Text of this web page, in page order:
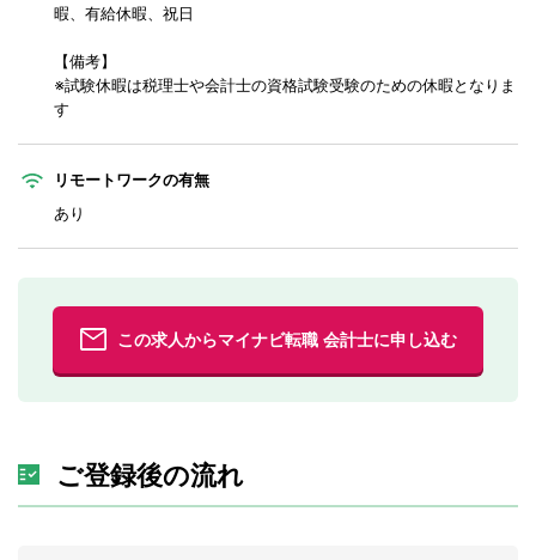
暇、有給休暇、祝日
【備考】
※試験休暇は税理士や会計士の資格試験受験のための休暇となりま
す
リモートワークの有無
あり
この求人からマイナビ転職 会計士に申し込む
ご登録後の流れ